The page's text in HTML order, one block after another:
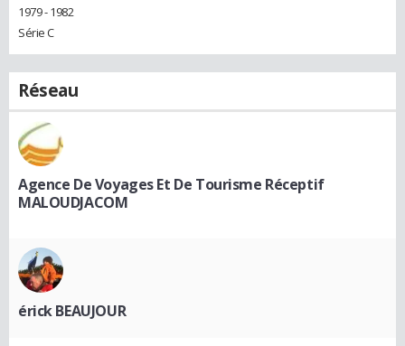
1979 - 1982
Série C
Réseau
Agence De Voyages Et De Tourisme Réceptif
MALOUDJACOM
érick BEAUJOUR